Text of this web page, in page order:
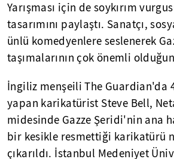
Yarışması için de soykırım
tasarımını paylaştı. Sanatçı,
ünlü komedyenlere seslenerek
taşımalarının çok önemli
İngiliz menşeili The Guardian'da
yapan karikatürist Steve Bell,
midesinde Gazze Şeridi'nin ana
bir kesikle resmettiği karikatürü
çıkarıldı. İstanbul Medeniyet